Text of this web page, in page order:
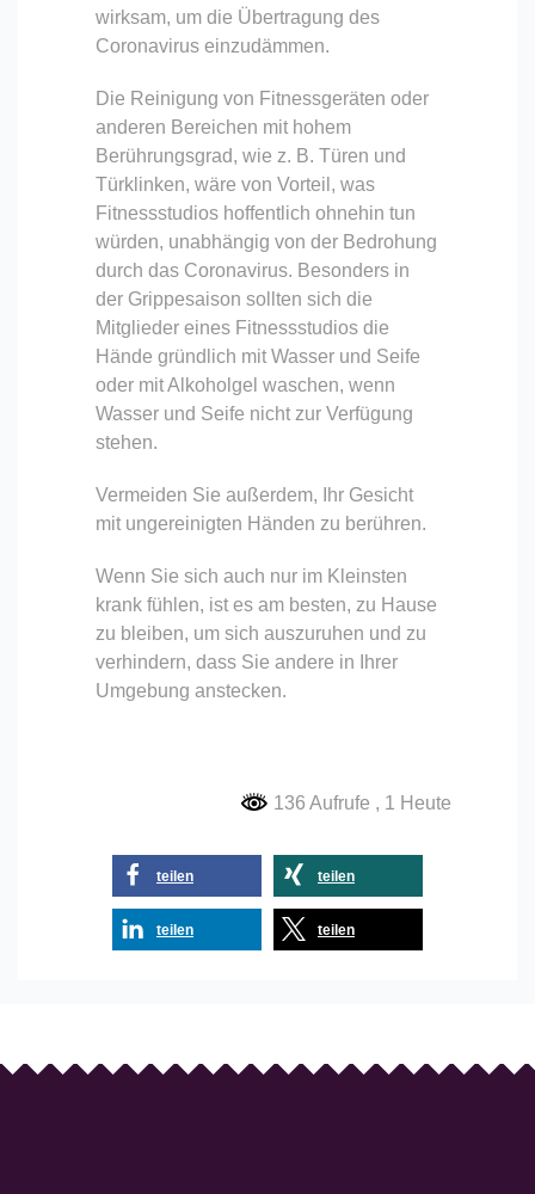
wirksam, um die Übertragung des
Coronavirus einzudämmen.
Die Reinigung von Fitnessgeräten oder
anderen Bereichen mit hohem
Berührungsgrad, wie z. B. Türen und
Türklinken, wäre von Vorteil, was
Fitnessstudios hoffentlich ohnehin tun
würden, unabhängig von der Bedrohung
durch das Coronavirus. Besonders in
der Grippesaison sollten sich die
Mitglieder eines Fitnessstudios die
Hände gründlich mit Wasser und Seife
oder mit Alkoholgel waschen, wenn
Wasser und Seife nicht zur Verfügung
stehen.
Vermeiden Sie außerdem, Ihr Gesicht
mit ungereinigten Händen zu berühren.
Wenn Sie sich auch nur im Kleinsten
krank fühlen, ist es am besten, zu Hause
zu bleiben, um sich auszuruhen und zu
verhindern, dass Sie andere in Ihrer
Umgebung anstecken.
136 Aufrufe , 1 Heute
teilen teilen
teilen teilen